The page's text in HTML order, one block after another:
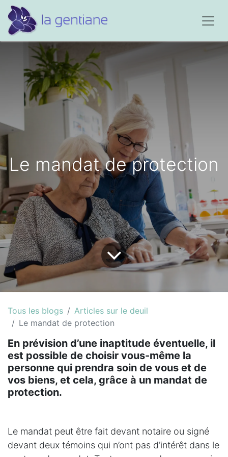
Le mandat de protection
Tous les blogs
Articles sur le deuil
Le mandat de protection
En prévision d’une inaptitude éventuelle, il
est possible de choisir vous-même la
personne qui prendra soin de vous et de
vos biens, et cela, grâce à un mandat de
protection.
Le mandat peut être fait devant notaire ou signé
devant deux témoins qui n’ont pas d’intérêt dans le